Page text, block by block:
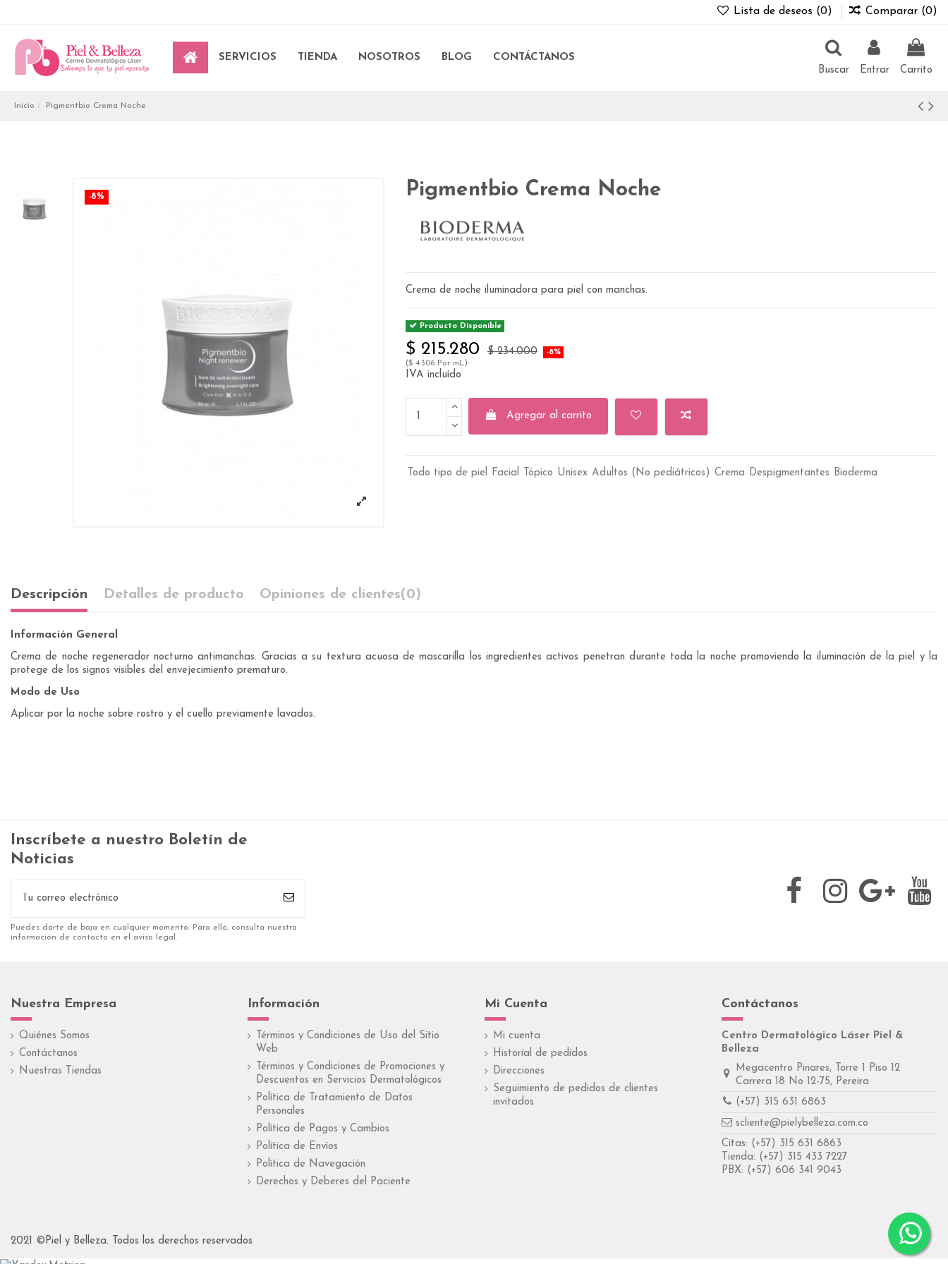
Lista de deseos (0) Comparar (0)
SERVICIOS TIENDA NOSOTROS BLOG
CONTÁCTANOS
Buscar
Entrar Carrito
Inicio Pigmentbio Crema Noche
-8% Pigmentbio Crema Noche
Crema de noche iluminadora para piel con manchas.
Producto Disponible
$ 215.280 $ 234.000 -8%
($ 4.306 Por mL)
IVA incluído
Agregar al carrito
Todo tipo de piel Facial Tópico Unisex Adultos (No pediátricos) Crema Despigmentantes Bioderma
Descripción Detalles de producto Opiniones de clientes(0)
Información General
Crema de noche regenerador nocturno antimanchas. Gracias a su textura acuosa de mascarilla los ingredientes activos penetran durante toda la noche promoviendo la iluminación de la piel y la
protege de los signos visibles del envejecimiento prematuro.
Modo de Uso
Aplicar por la noche sobre rostro y el cuello previamente lavados.
Inscríbete a nuestro Boletín de
Noticias
Puedes darte de baja en cualquier momento. Para ello, consulta nuestra
información de contacto en el aviso legal.
Nuestra Empresa
Quiénes Somos
Contáctanos
Nuestras Tiendas
Información
Términos y Condiciones de Uso del Sitio
Web
Términos y Condiciones de Promociones y
Descuentos en Servicios Dermatológicos
Política de Tratamiento de Datos
Personales
Política de Pagos y Cambios
Política de Envíos
Política de Navegación
Derechos y Deberes del Paciente
Mi Cuenta
Mi cuenta
Historial de pedidos
Direcciones
Seguimiento de pedidos de clientes
invitados
Contáctanos
Centro Dermatológico Láser Piel &
Belleza
Megacentro Pinares, Torre 1 Piso 12
Carrera 18 No 12-75, Pereira
(+57) 315 631 6863
scliente@pielybelleza.com.co
Citas: (+57) 315 631 6863
Tienda: (+57) 315 433 7227
PBX: (+57) 606 341 9043
2021 ©Piel y Belleza. Todos los derechos reservados